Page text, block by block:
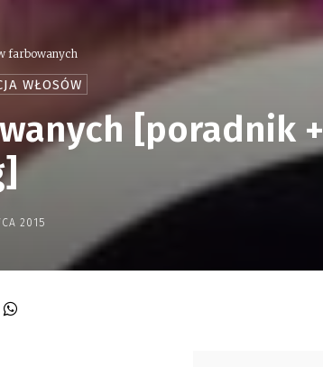
farbowanych
WŁOSÓW
[poradnik +
2015